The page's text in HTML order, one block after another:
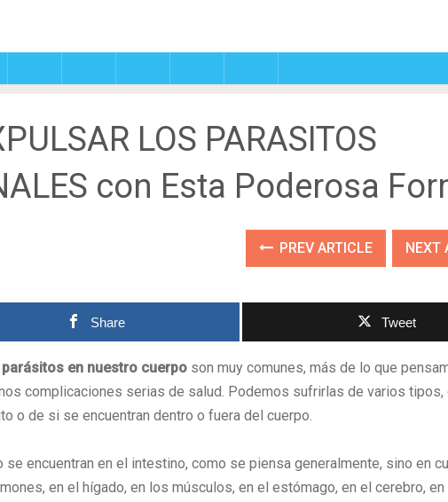
LOS PARASITOS
con Esta Poderosa
PREV ARTICLE NEXT
Share Tweet
en nuestro cuerpo son muy comunes, más de lo que
complicaciones serias de salud. Podemos sufrirlas de varios tipos,
o de si se encuentran dentro o fuera del cuerpo.
encuentran en el intestino, como se piensa generalmente, sino en
en el hígado, en los músculos, en el estómago, en el cerebro, en